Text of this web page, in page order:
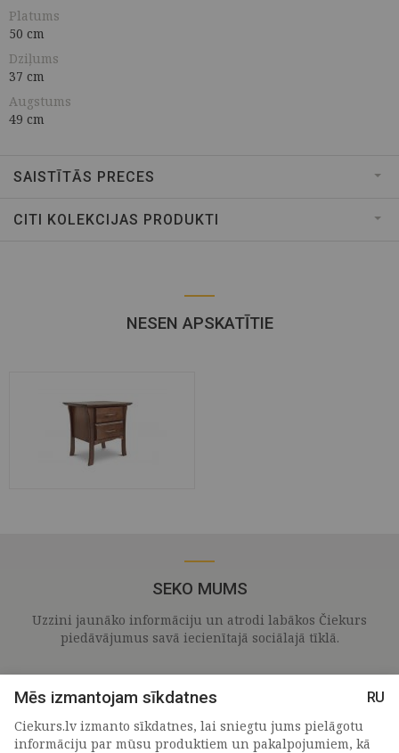
Platums
50 cm
Dziļums
37 cm
Augstums
49 cm
SAISTĪTĀS PRECES
CITI KOLEKCIJAS PRODUKTI
NESEN APSKATĪTIE
SEKO MUMS
Uzzini jaunāko informāciju un atrodi labākos Čiekurs
piedāvājumus savā iecienītajā sociālajā tīklā.
Mēs izmantojam sīkdatnes
RU
Ciekurs.lv izmanto sīkdatnes, lai sniegtu jums pielāgotu
informāciju par mūsu produktiem un pakalpojumiem, kā